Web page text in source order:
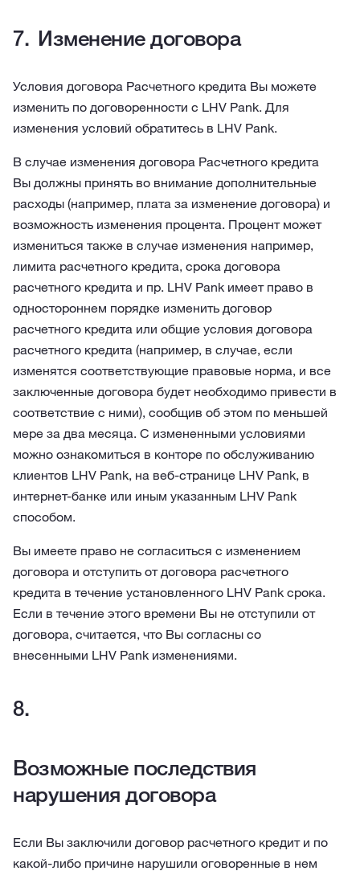
Изменение договора
Условия договора Расчетного кредита Вы можете
изменить по договоренности с LHV Pank. Для
изменения условий обратитесь в LHV Pank.
В случае изменения договора Расчетного кредита
Вы должны принять во внимание дополнительные
расходы (например, плата за изменение договора) и
возможность изменения процента. Процент может
измениться также в случае изменения например,
лимита расчетного кредита, срока договора
расчетного кредита и пр. LHV Pank имеет право в
одностороннем порядке изменить договор
расчетного кредита или общие условия договора
расчетного кредита (например, в случае, если
изменятся соответствующие правовые норма, и все
заключенные договора будет необходимо привести в
соответствие с ними), сообщив об этом по меньшей
мере за два месяца. С измененными условиями
можно ознакомиться в конторе по обслуживанию
клиентов LHV Pank, на веб-странице LHV Pank, в
интернет-банке или иным указанным LHV Pank
способом.
Вы имеете право не согласиться с изменением
договора и отступить от договора расчетного
кредита в течение установленного LHV Pank срока.
Если в течение этого времени Вы не отступили от
договора, считается, что Вы согласны со
внесенными LHV Pank изменениями.
Возможные последствия
нарушения договора
Если Вы заключили договор расчетного кредит и по
какой-либо причине нарушили оговоренные в нем